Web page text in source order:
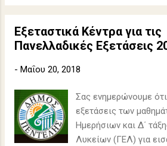
Εξεταστικά Κέντρα για τις
Πανελλαδικές Εξετάσεις
- Μαΐου 20, 2018
Σας ενημερώνουμε
εξετάσεις των
Ημερήσιων και Δ΄
Λυκείων (ΓΕΛ) για